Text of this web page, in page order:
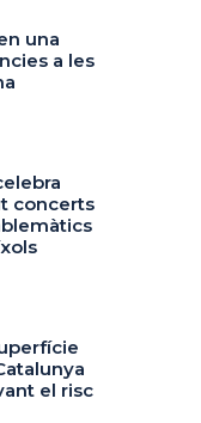
una
a les
concerts
el risc